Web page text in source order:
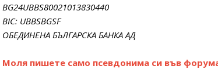
BG24UBBS80021013830440
BIC: UBBSBGSF
ОБЕДИНЕНА БЪЛГАРСКА БАНКА АД
Моля пишете само псевдонима си във